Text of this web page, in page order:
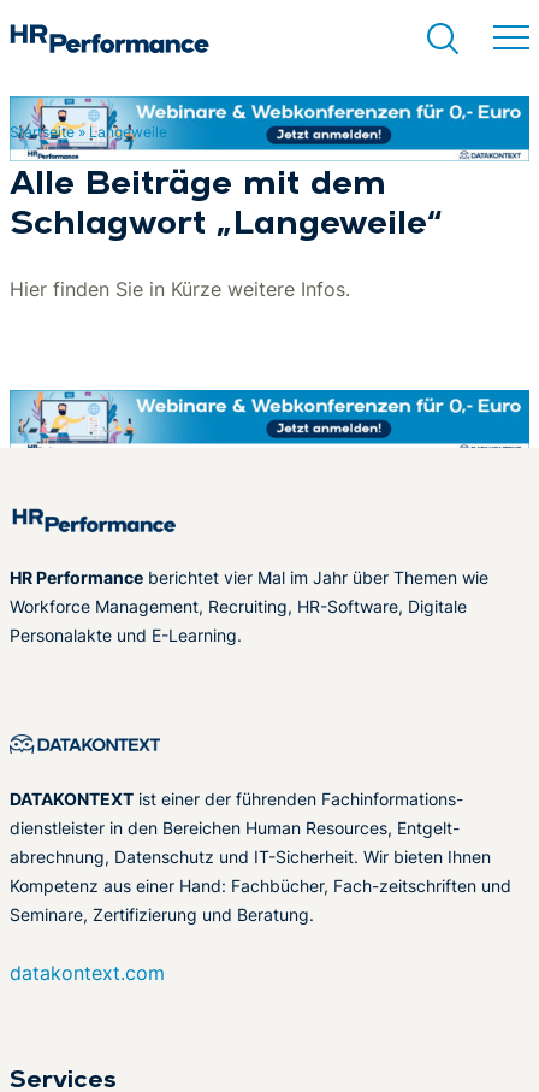
Suchen
Startseite» Langeweile
Alle Beiträge mit dem
Schlagwort „Langeweile“
Hier finden Sie in Kürze weitere Infos.
HR Performance berichtet vier Mal im Jahr über Themen wie
Workforce Management, Recruiting, HR-Software, Digitale
Personalakte und E-Learning.
DATAKONTEXT ist einer der führenden Fachinformations-
dienstleister in den Bereichen Human Resources, Entgelt-
abrechnung, Datenschutz und IT-Sicherheit. Wir bieten Ihnen
Kompetenz aus einer Hand: Fachbücher, Fach-zeitschriften und
Seminare, Zertifizierung und Beratung.
datakontext.com
Services